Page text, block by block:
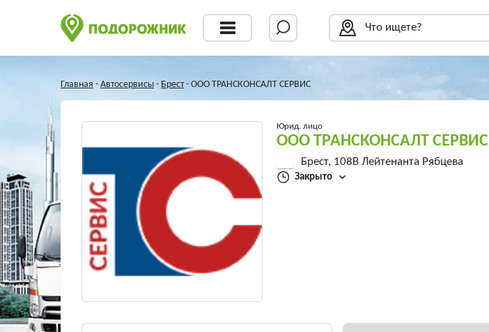
Что ищете?
Главная - Автосервисы - Брест- ООО ТРАНСКОНСАЛТ СЕРВИС
Юрид. лицо
ООО ТРАНСКОНСАЛТ СЕРВИС
Брест, 108В Лейтенанта Рябцева
Закрыто